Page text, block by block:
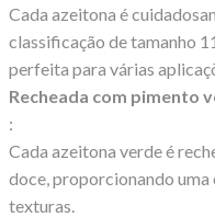
Cada azeitona é
classificação de tamanho
perfeita para várias
Recheada com pimento
:
Cada azeitona verde é
doce, proporcionando uma
texturas.